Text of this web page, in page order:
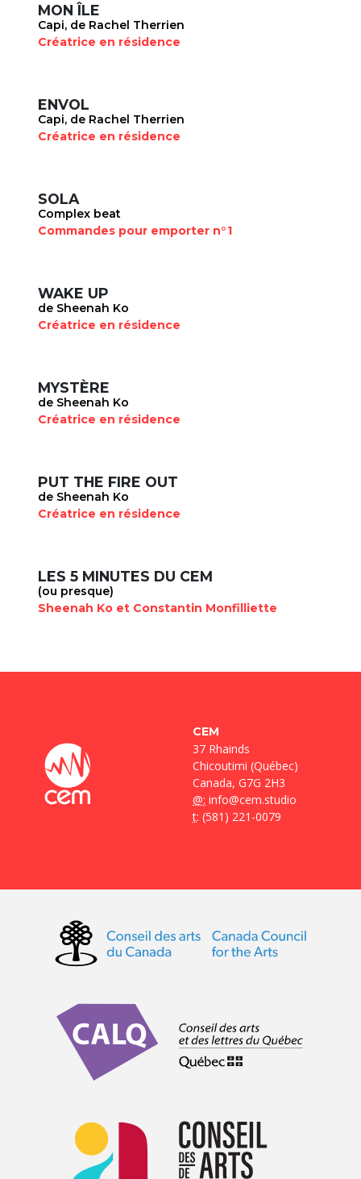
MON ÎLE
Capi, de Rachel Therrien
Créatrice en résidence
ENVOL
Capi, de Rachel Therrien
Créatrice en résidence
SOLA
Complex beat
Commandes pour emporter n°1
WAKE UP
de Sheenah Ko
Créatrice en résidence
MYSTÈRE
de Sheenah Ko
Créatrice en résidence
PUT THE FIRE OUT
de Sheenah Ko
Créatrice en résidence
LES 5 MINUTES DU CEM
(ou presque)
Sheenah Ko et Constantin Monfilliette
CEM
37 Rhainds
Chicoutimi (Québec)
Canada, G7G 2H3
@: info@cem.studio
t: (581) 221-0079